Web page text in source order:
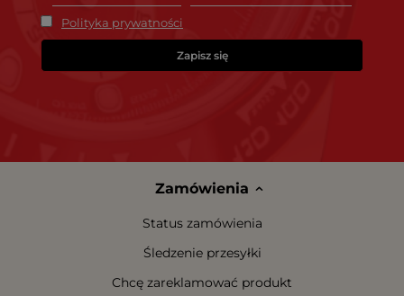
Polityka prywatności
Zapisz się
Zamówienia
Status zamówienia
Śledzenie przesyłki
Chcę zareklamować produkt